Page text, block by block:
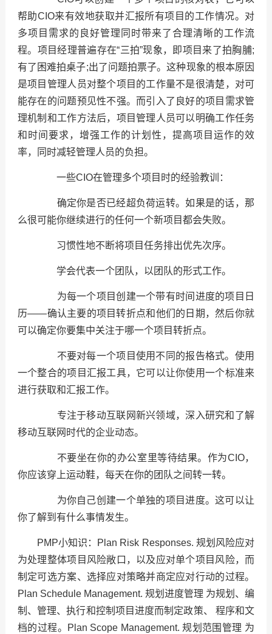
帮助CIO来有效地获取并汇报所有项目的工作情况。对
多项目需求的良好管理同时带来了合理清晰的工作流
程。项目经理普遍存在“三拍”现象，即项目来了拍胸脯;
有了困难拍桌子;出了问题拍票子。这种现象的根本原因
是项目管理人员对整个项目的工作量不是很清楚，对可
能存在的问题预见性不强。而引入了良好的项目需求管
理机制和工作方法后，项目管理人员可以明确工作任务
和时间要求，增强工作的计划性，提高项目运作的效
率，同时减轻管理人员的负担。
一些CIO在管理多个项目时的经验教训：
确定你是否已经超负荷运转。如果是的话，那
么很可能你继续进行的任何一个新项目都会失败。
习惯性地不断将项目任务排出优先次序。
学会代表一个团队，以团队的形式工作。
为每一个项目创建一个带有时间进度的项目日
历——确认主要的项目转折点和他们的日期，然后你就
可以确定你要集中关注于哪一个项目转折点。
不要对每一个项目使用不同的报告格式。使用
一个整合的项目汇报工具，它可以让你使用一个标准来
进行获取和汇报工作。
专注于移动互联网新兴领域，深入研究和了解
移动互联网时代的企业动态。
不要坐在你的办公室里等待结果。作为CIO，
你应该穿上运动鞋，每天在你的团队之间转一转。
为你自己创建一个单独的项目进度。这可以让
你了解到有什么事情发生。
PMP小知识：Plan Risk Responses. 规划风险应对
为处理整体项目风险敞口，以及应对单个项目风险，而
制定可选方案、选择应对策略并商定应对行动的过程。
Plan Schedule Management. 规划进度管理 为规划、编
制、管理、执行和控制项目进度而制定政策、 程序和文
档的过程。Plan Scope Management. 规划范围管理 为